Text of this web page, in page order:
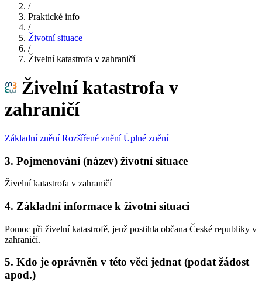
/
Praktické info
/
Životní situace
/
Živelní katastrofa v zahraničí
Živelní katastrofa v
zahraničí
Základní znění Rozšířené znění Úplné znění
3. Pojmenování (název) životní situace
Živelní katastrofa v zahraničí
4. Základní informace k životní situaci
Pomoc při živelní katastrofě, jenž postihla občana České republiky v
zahraničí.
5. Kdo je oprávněn v této věci jednat (podat žádost
apod.)